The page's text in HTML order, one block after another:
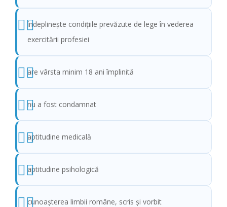
îndeplinește condițiile prevăzute de lege în vederea
exercitării profesiei
are vârsta minim 18 ani împlinită
nu a fost condamnat
aptitudine medicală
aptitudine psihologică
cunoaşterea limbii române, scris şi vorbit